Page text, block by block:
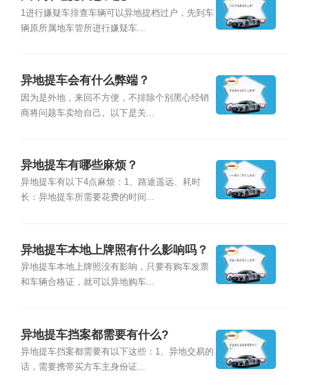
1进行嫌疑车排查车辆可以异地提档过户，先到车
辆原所属地车管所进行嫌疑车...
异地提车会有什么弊端？
因为是外地，来回不方便，不排除个别黑心经销
商将问题车卖给自己。以下是关...
异地提车有哪些麻烦？
异地提车有以下4点麻烦：1、路途遥远、耗时
长：异地提车所需要花费的时间...
异地提车本地上牌照有什么影响吗？
异地提车本地上牌照没有影响，只要有购车发票
和车辆合格证，就可以异地购车...
异地提车挡案都需要有什么?
异地提车挡案都需要有以下这些：1、异地交易的
话，需要携带买方车主身份证...